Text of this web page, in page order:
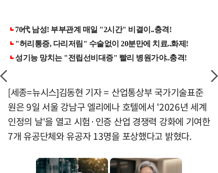
[세종=뉴시스]김동현 기자 = 산업통상부 국가기술표준
원은 9일 서울 강남구 엘리에나 호텔에서 '2026년 세계
인정의 날'을 열고 시험·인증 산업 경쟁력 강화에 기여한
7개 유공단체와 유공자 13명을 포상했다고 밝혔다.